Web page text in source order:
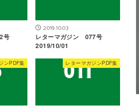
号
2019.10.03
レターマガジン 077号
2019/10/01
ンPDF集 レターマガジンPDF集